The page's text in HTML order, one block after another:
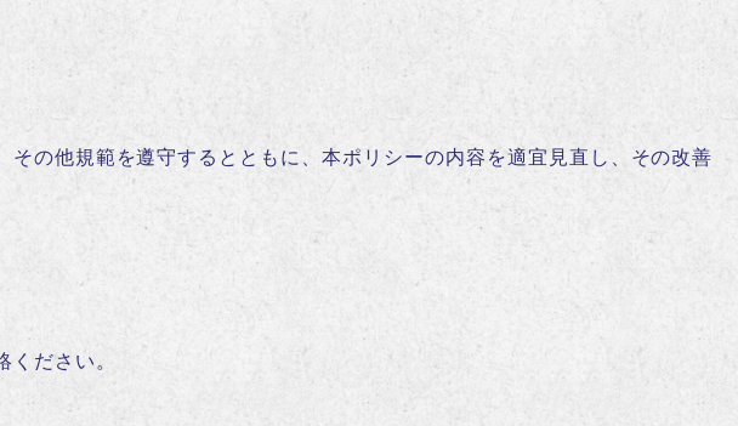
の他規範を遵守するとともに、本ポリシーの内容を適宜見直し、その改善
ださい。